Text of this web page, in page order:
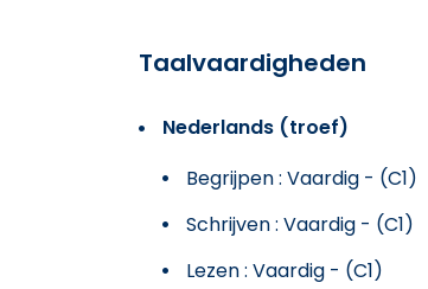
Taalvaardigheden
Nederlands (troef)
Begrijpen : Vaardig - (C1)
Schrijven : Vaardig - (C1)
Lezen : Vaardig - (C1)